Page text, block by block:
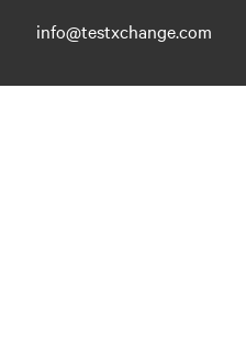
info@testxchange.com